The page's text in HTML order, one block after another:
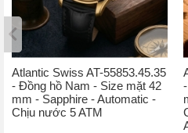
Atlantic Swiss AT-55853.45.35
- Đồng hồ Nam - Size mặt 42
mm - Sapphire - Automatic -
Chịu nước 5 ATM